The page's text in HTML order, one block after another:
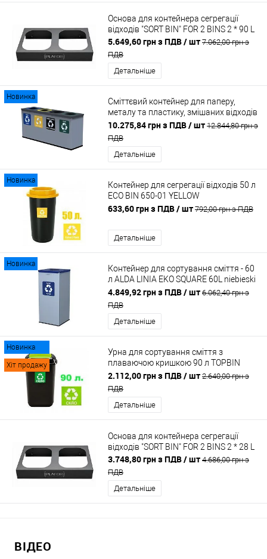
Основа для контейнера сегрегації
відходів "SORT BIN" FOR 2 BINS 2 * 90 L
5.649,60 грн з ПДВ/ шт 7.062,00 грн з
ПДВ
Детальніше
Новинка
Сміттєвий контейнер для паперу,
металу та пластику, змішаних відходів
та скла - 4х12 літрів ALDA EKO STATION
MINI
10.275,84 грн з ПДВ/ шт 12.844,80 грн з
ПДВ
Детальніше
Новинка
Контейнер для сегрегації відходів 50 л
ECO BIN 650-01 YELLOW
5907749916508
633,60 грн з ПДВ/ шт 792,00 грн з ПДВ
Детальніше
Новинка
Контейнер для сортування сміття - 60
л ALDA LINIA EKO SQUARE 60L niebieski
RAL 5002
4.849,92 грн з ПДВ/ шт 6.062,40 грн з
ПДВ
Детальніше
Новинка
Хіт продажу
Урна для сортування сміття з
плаваючою кришкою 90 л TOPBIN
GLASS
2.112,00 грн з ПДВ/ шт 2.640,00 грн з
ПДВ
Детальніше
Основа для контейнера сегрегації
відходів "SORT BIN" FOR 2 BINS 2 * 28 L
3.748,80 грн з ПДВ/ шт 4.686,00 грн з
ПДВ
Детальніше
ВІДЕО